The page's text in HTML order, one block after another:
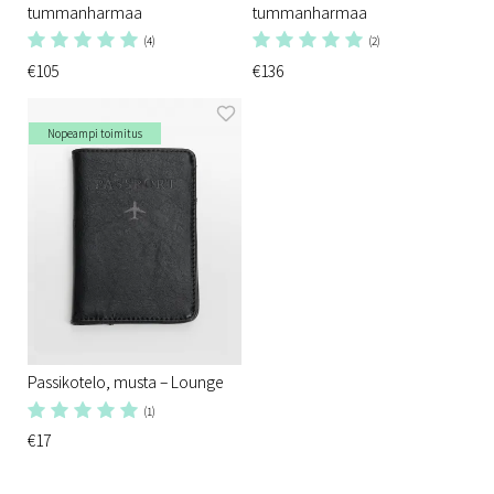
tummanharmaa
(4)
€105
tummanharmaa
(2)
€136
Nopeampi toimitus
Passikotelo, musta – Lounge
(1)
€17